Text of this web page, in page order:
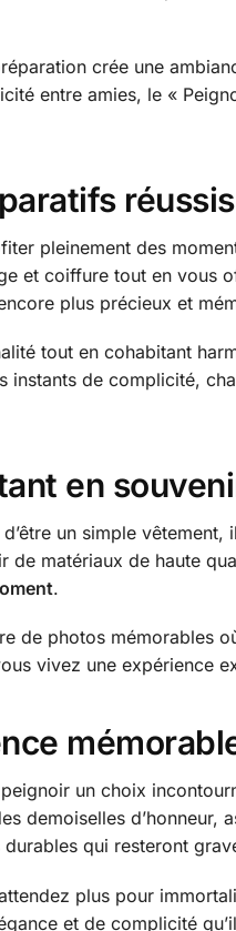
crée une
entre amies, le «
réussis
pleinement des
et coiffure tout en vous
plus précieux et
tout en cohabitant
instants de complicité,
en
un simple
matériaux de haute
.
de photos mémorables
vivez une expérience
un choix
demoiselles
qui resteront
plus pour
et de complicité